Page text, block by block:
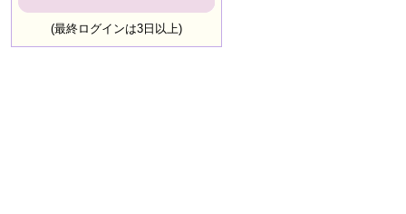
(最終ログインは3日以上)